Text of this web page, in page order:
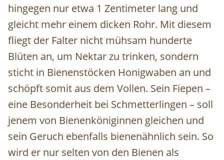
hingegen nur etwa 1 Zentimeter lang und
gleicht mehr einem dicken Rohr. Mit diesem
fliegt der Falter nicht mühsam hunderte
Blüten an, um Nektar zu trinken, sondern
sticht in Bienenstöcken Honigwaben an und
schöpft somit aus dem Vollen. Sein Fiepen –
eine Besonderheit bei Schmetterlingen – soll
jenem von Bienenköniginnen gleichen und
sein Geruch ebenfalls bienenähnlich sein. So
wird er nur selten von den Bienen als